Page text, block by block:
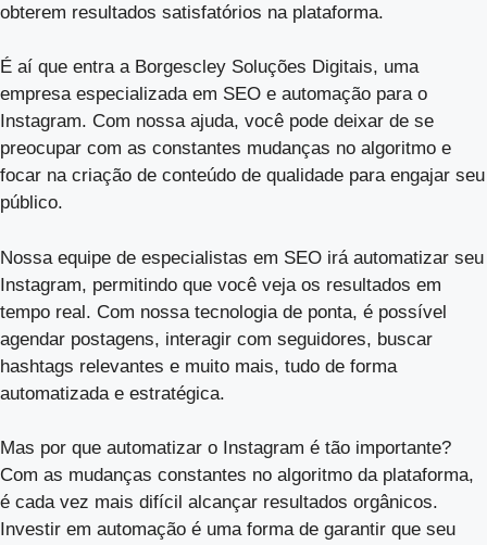
obterem resultados satisfatórios na plataforma.
É aí que entra a Borgescley Soluções Digitais, uma
empresa especializada em SEO e automação para o
Instagram. Com nossa ajuda, você pode deixar de se
preocupar com as constantes mudanças no algoritmo e
focar na criação de conteúdo de qualidade para engajar seu
público.
Nossa equipe de especialistas em SEO irá automatizar seu
Instagram, permitindo que você veja os resultados em
tempo real. Com nossa tecnologia de ponta, é possível
agendar postagens, interagir com seguidores, buscar
hashtags relevantes e muito mais, tudo de forma
automatizada e estratégica.
Mas por que automatizar o Instagram é tão importante?
Com as mudanças constantes no algoritmo da plataforma,
é cada vez mais difícil alcançar resultados orgânicos.
Investir em automação é uma forma de garantir que seu